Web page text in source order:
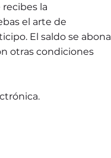
recibes la
el arte de
El saldo se abona
otras condiciones